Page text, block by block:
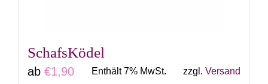
SchafsKödel
ab €1,90 Enthält 7% MwSt. zzgl. Versand